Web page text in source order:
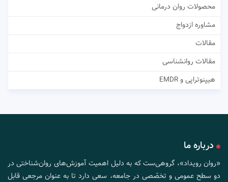
محصولات روان درمانی
مشاوره ازدواج
مقالات
مقالات روانشناسی
هیپنوتراپی و EMDR
درباره ما
«روان رویداد»، گروهی‌ست که به دلیل اهمیت آموزش‌های روان‌شناختی در
دو سطح عمومی و تخصّصی در جامعه، سعی دارد تا به عنوان مرجعی قابل